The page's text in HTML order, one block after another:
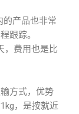
的产品也非常
跟踪。
，费用也是比
方式，优势
，是按就近